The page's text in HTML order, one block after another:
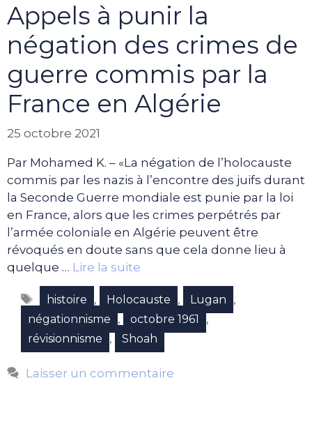
Appels à punir la
négation des crimes de
guerre commis par la
France en Algérie
25 octobre 2021
Par Mohamed K. – «La négation de l’holocauste
commis par les nazis à l’encontre des juifs durant
la Seconde Guerre mondiale est punie par la loi
en France, alors que les crimes perpétrés par
l’armée coloniale en Algérie peuvent être
révoqués en doute sans que cela donne lieu à
quelque … Lire la suite
Étiquettes
histoire , Holocauste , Lugan ,
négationnisme , octobre 1961 ,
révisionnisme , Shoah
Laisser un commentaire